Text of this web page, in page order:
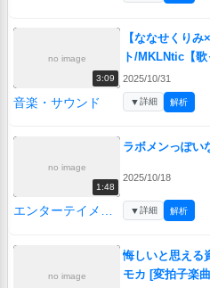
no image
3:09
【ななせくり
ト/MKLNtic【歌
2025/10/31
音楽・サウンド ▼詳細 解析
no image
1:48
ラボメンっぽい
2025/10/18
エンターテイメント ▼詳細 解析
no image
悔しいと思える
モカ [変拍子楽